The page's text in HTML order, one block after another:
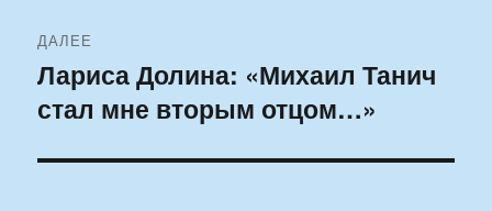
ДАЛЕЕ
Следующая
запись:
Лариса Долина: «Михаил Танич
стал мне вторым отцом…»